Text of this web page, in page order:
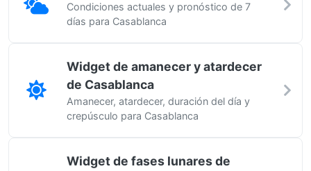
Condiciones actuales y pronóstico de 7
días para Casablanca
Widget de amanecer y atardecer
de Casablanca
Amanecer, atardecer, duración del día y
crepúsculo para Casablanca
Widget de fases lunares de